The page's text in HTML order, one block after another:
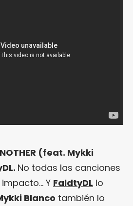
(feat. Mykki
No todas las canciones
Y FaldtyDL lo
Blanco también lo